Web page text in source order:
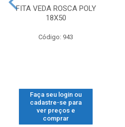
FITA VEDA ROSCA POLY
18X50
Código: 943
Faça seu login ou
cadastre-se para
ver preços e
comprar